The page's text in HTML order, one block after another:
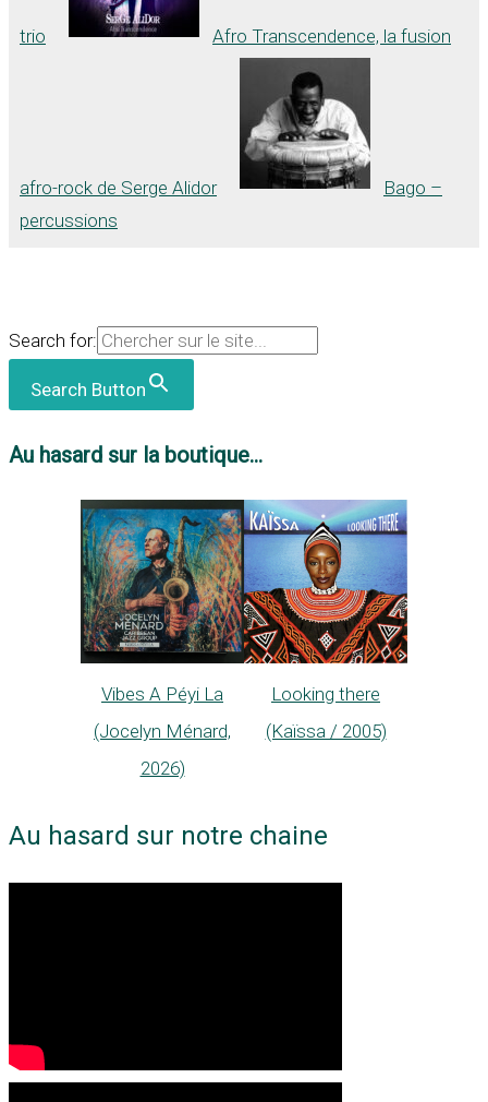
trio Afro Transcendence, la fusion
afro-rock de Serge Alidor
Bago –
percussions
Search for:
Search Button
Au hasard sur la boutique...
Vibes A Péyi La
(Jocelyn Ménard,
2026)
Looking there
(Kaïssa / 2005)
Au hasard sur notre chaine